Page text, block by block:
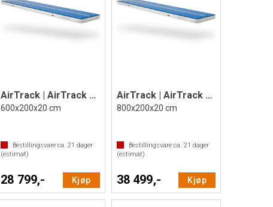
AirTrack | AirTrack P2
600x200x20 cm
Bestillingsvare ca.21 dager
(estimat)
28 799,- Kjøp
AirTrack | AirTrack P2
800x200x20 cm
Bestillingsvare ca. 21 dager
(estimat)
38 499,- Kjøp